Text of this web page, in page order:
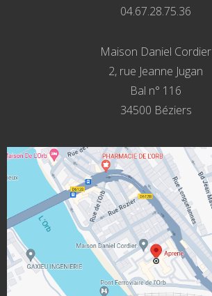
04.67.28.75.36
Maison Daniel Cordier
2, rue Jeanne Jugan
Bal n° 116
34500 Béziers